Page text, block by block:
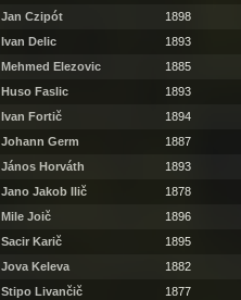
Jan Czipót
1898
Ivan Delic
1893
Mehmed Elezovic
1885
Huso Faslic
1893
Ivan Fortič
1894
Johann Germ
1887
János Horváth
1893
Jano Jakob Ilič
1878
Mile Joič
1896
Sacir Karič
1895
Jova Keleva
1882
Stipo Livančič
1877